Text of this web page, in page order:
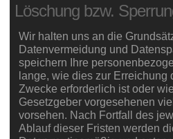
Löschung bzw.
Wir halten uns an die
Datenvermeidung und
speichern Ihre
lange, wie dies zur Erreichung
Zwecke erforderlich ist oder
Gesetzgeber vorgesehenen
vorsehen. Nach Fortfall des
Ablauf dieser Fristen werden